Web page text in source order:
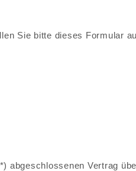
Sie bitte dieses Formular
Vertrag